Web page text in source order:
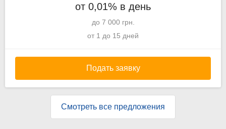
от 0,01% в день
до 7 000 грн.
от 1 до 15 дней
Подать заявку
Смотреть все предложения